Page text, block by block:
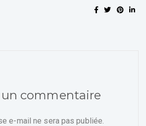
un commentaire
e-mail ne sera pas publiée.